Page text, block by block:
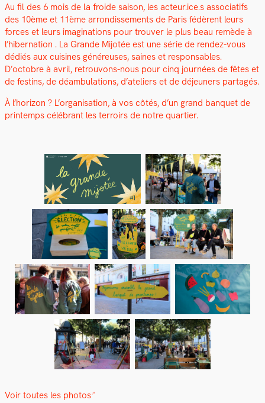
Au fil des 6 mois de la froide sai­son, les acteur.ice.s asso­ci­at­ifs
des 10ème et 11ème arrondisse­ments de Paris fédèrent leurs
forces et leurs imag­i­na­tions pour trou­ver le plus beau remède à
l’hibernation . La Grande Mijotée est une série de ren­dez-vous
dédiés aux cuisines généreuses, saines et respon­s­ables.
D’octobre à avril, retrou­vons-nous pour cinq journées de fêtes et
de fes­tins, de déam­bu­la­tions, d’ateliers et de déje­uners partagés.
À l’horizon ? L’organisation, à vos côtés, d’un grand ban­quet de
print­emps célébrant les ter­roirs de notre quarti­er.
Voir toutes les pho­tos